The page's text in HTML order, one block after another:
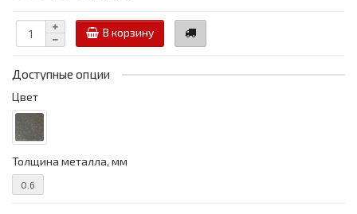
В корзину
Доступные опции
Цвет
Толщина металла, мм
0.6